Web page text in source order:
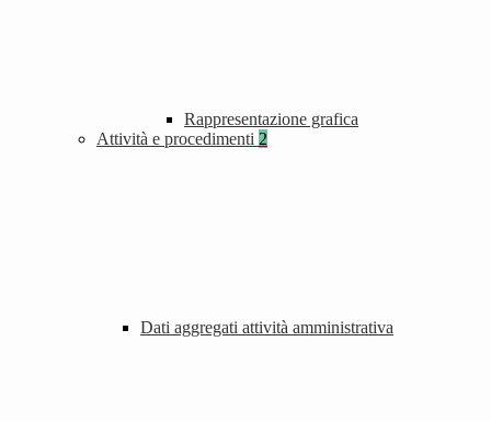
Rappresentazione grafica
Attività e procedimenti 2
Dati aggregati attività amministrativa